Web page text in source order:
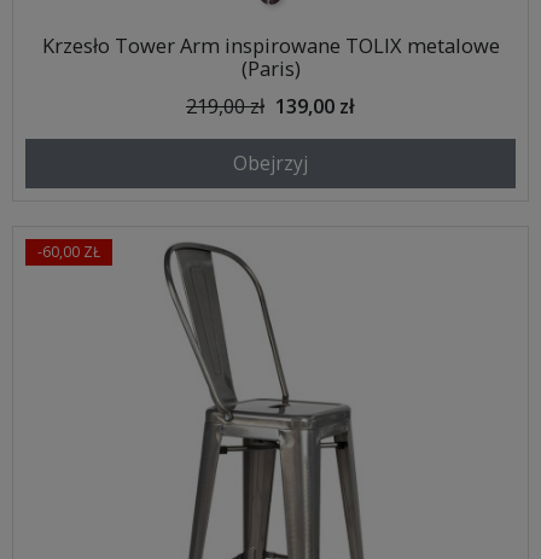
Krzesło Tower Arm inspirowane TOLIX metalowe
(Paris)
219,00 zł 139,00 zł
Obejrzyj
-60,00 ZŁ